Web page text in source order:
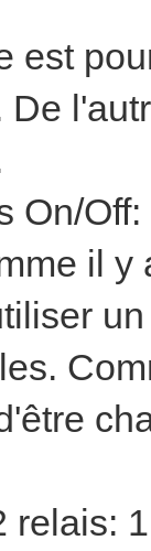
est
On/
il
relais: